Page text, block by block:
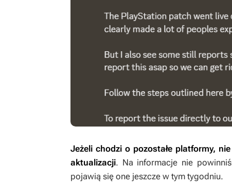
Jeżeli chodzi o pozostałe platformy,
aktualizacji. Na informacje nie
pojawią się one jeszcze w tym tygodniu.